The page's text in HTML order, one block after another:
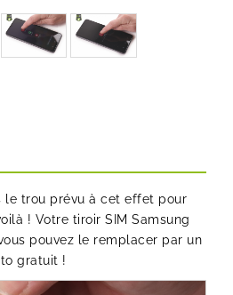
le trou prévu à cet effet pour
! Votre tiroir SIM Samsung
pouvez le remplacer par un
gratuit !